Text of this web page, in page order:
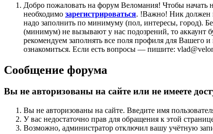
Добро пожаловать на форум Веломания! Чтобы начать
необходимо зарегистрироваться. !Важно! Ник должен
надо заполнить по минимуму (пол, интересы, город).
(минимум) не вызывают у нас подозрений, то аккаунт
рекомендуем заполнять все поля профиля для Вашего
ознакомиться. Если есть вопросы — пишите:
Сообщение форума
Вы не авторизованы на сайте или не имеете
Вы не авторизованы на сайте. Введите имя
У вас недостаточно прав для обращения к этой
Возможно, администратор отключил вашу учётную